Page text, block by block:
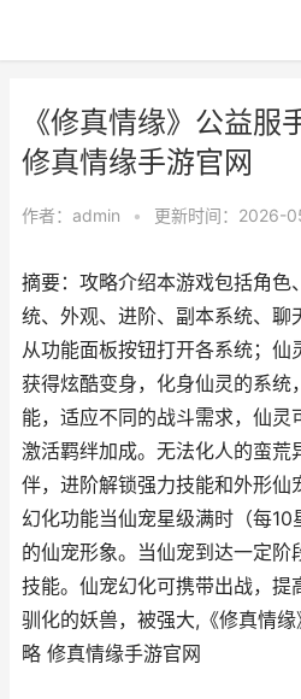
《修真情缘》公益服
修真情缘手游官网
作者： admin • 更新时间：2026-
摘要：攻略介绍本游戏包括角色
统、外观、进阶、副本系统、聊
从功能面板按钮打开各系统；仙
获得炫酷变身，化身仙灵的系统
能，适应不同的战斗需求，仙灵
激活羁绊加成。无法化人的蛮荒
伴，进阶解锁强力技能和外形仙
幻化功能当仙宠星级满时（每
的仙宠形象。当仙宠到达一定阶
技能。仙宠幻化可携带出战，提
驯化的妖兽，被强大,《修真情
略 修真情缘手游官网